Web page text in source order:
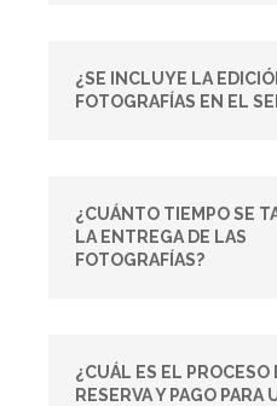
¿SE INCLUYE LA
FOTOGRAFÍAS EN EL
¿CUÁNTO TIEMPO SE
LA ENTREGA DE LAS
FOTOGRAFÍAS?
¿CUÁL ES EL PROCESO
RESERVA Y PAGO PARA